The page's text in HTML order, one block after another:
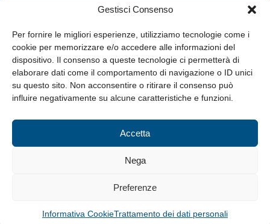
Gestisci Consenso
Per fornire le migliori esperienze, utilizziamo tecnologie come i
cookie per memorizzare e/o accedere alle informazioni del
dispositivo. Il consenso a queste tecnologie ci permetterà di
elaborare dati come il comportamento di navigazione o ID unici
su questo sito. Non acconsentire o ritirare il consenso può
influire negativamente su alcune caratteristiche e funzioni.
Accetta
Nega
Preferenze
Informativa CookieTrattamento dei dati personali
Orari di apertura
8.30-13.00 / 14.00-17.30
Whistleblowing
© Tutti i diritti riservati
Privacy Policy e Cookie|Informativa Cookie